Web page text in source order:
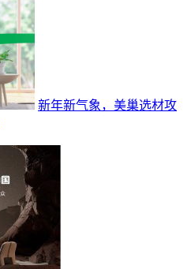
新年新气象，美巢选材攻